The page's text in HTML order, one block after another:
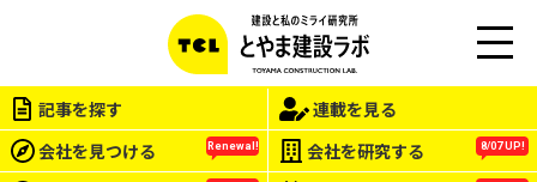
EN
記事を探す
連載を見る
会社を見つける
Renewal! 会社を研究する 8/07 UP!